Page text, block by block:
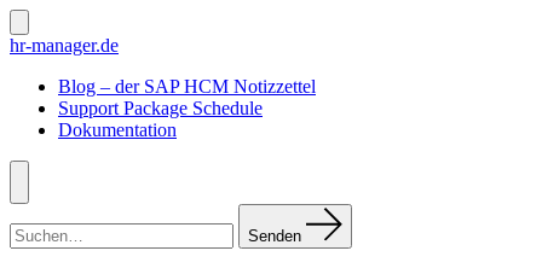
Zum
Inhalt
Suche
ein-/ausblenden
hr-manager.de
Blog – der SAP HCM Notizzettel
Support Package Schedule
Dokumentation
Menü
nach:
Senden